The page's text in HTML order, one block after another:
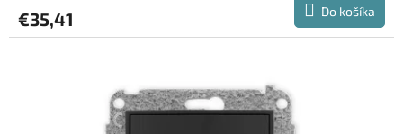
€35,41 Do košíka